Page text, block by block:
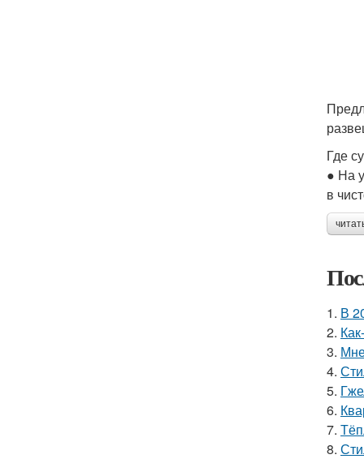
Где
● На
в
1. В
2.
3.
4.
5.
6.
7.
8.